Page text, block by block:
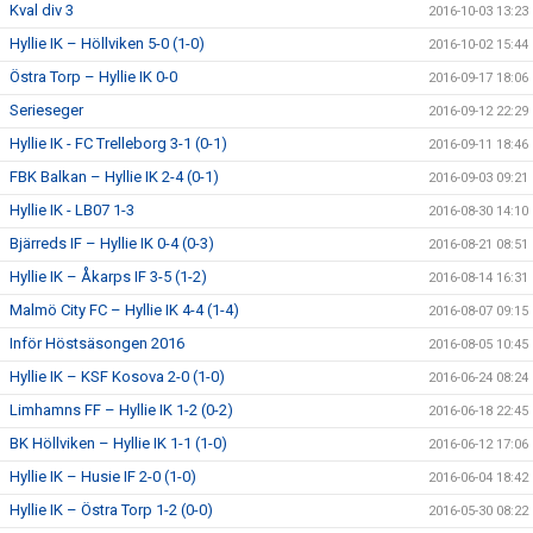
Kval div 3 2016-10-03 13:23
Hyllie IK – Höllviken 5-0 (1-0) 2016-10-02 15:44
Östra Torp – Hyllie IK 0-0 2016-09-17 18:06
Serieseger 2016-09-12 22:29
Hyllie IK - FC Trelleborg 3-1 (0-1) 2016-09-11 18:46
FBK Balkan – Hyllie IK 2-4 (0-1) 2016-09-03 09:21
Hyllie IK - LB07 1-3 2016-08-30 14:10
Bjärreds IF – Hyllie IK 0-4 (0-3) 2016-08-21 08:51
Hyllie IK – Åkarps IF 3-5 (1-2) 2016-08-14 16:31
Malmö City FC – Hyllie IK 4-4 (1-4) 2016-08-07 09:15
Inför Höstsäsongen 2016 2016-08-05 10:45
Hyllie IK – KSF Kosova 2-0 (1-0) 2016-06-24 08:24
Limhamns FF – Hyllie IK 1-2 (0-2) 2016-06-18 22:45
BK Höllviken – Hyllie IK 1-1 (1-0) 2016-06-12 17:06
Hyllie IK – Husie IF 2-0 (1-0) 2016-06-04 18:42
Hyllie IK – Östra Torp 1-2 (0-0) 2016-05-30 08:22